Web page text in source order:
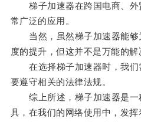
梯子加速器在跨国电商、外
常广泛的应用。
当然，虽然梯子加速器能够
度的提升，但这并不是万能的解
在选择梯子加速器时，我们
要遵守相关的法律法规。
综上所述，梯子加速器是一
具，在我们的网络使用中，发挥